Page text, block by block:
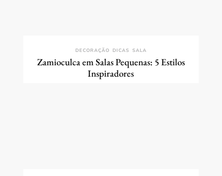
DECORAÇÃO DICAS SALA
Zamioculca em Salas Pequenas: 5 Estilos
Inspiradores